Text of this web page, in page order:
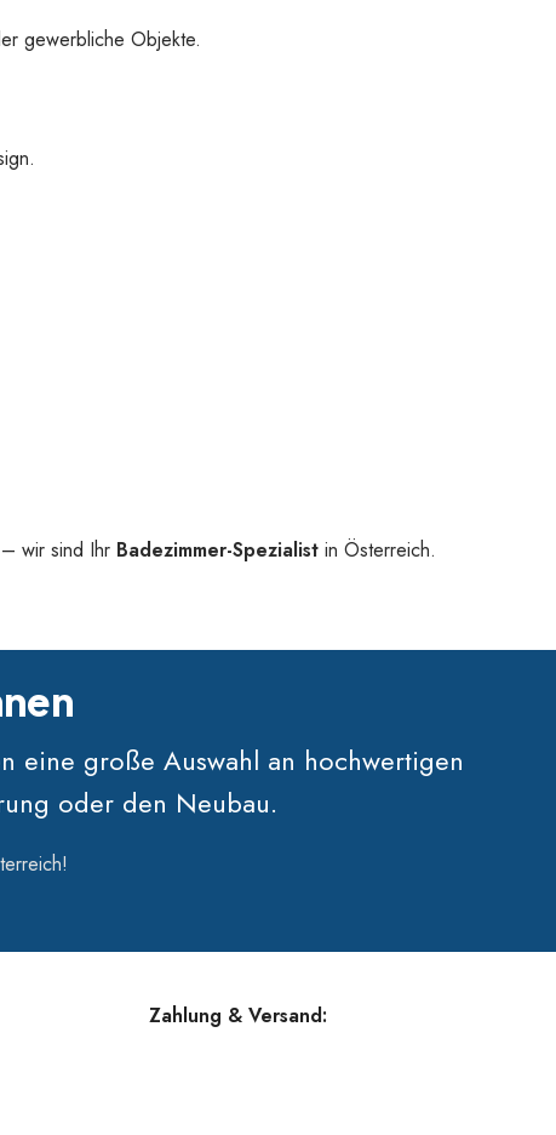
gewerbliche Objekte.
wir sind Ihr Badezimmer-Spezialist in Österreich.
eine große Auswahl an hochwertigen
oder den Neubau.
Zahlung & Versand: